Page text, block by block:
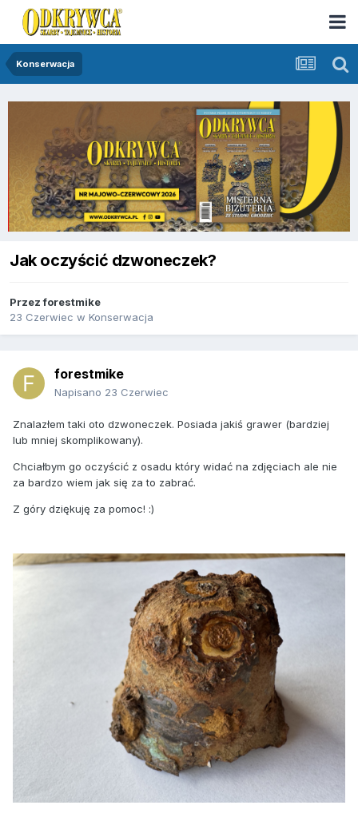
Konserwacja
Jak oczyścić dzwoneczek?
Przezforestmike
23 Czerwiec w Konserwacja
forestmike
Napisano 23 Czerwiec
Znalazłem taki oto dzwoneczek. Posiada jakiś grawer (bardziej
lub mniej skomplikowany).
Chciałbym go oczyścić z osadu który widać na zdjęciach ale nie
za bardzo wiem jak się za to zabrać.
Z góry dziękuję za pomoc! :)